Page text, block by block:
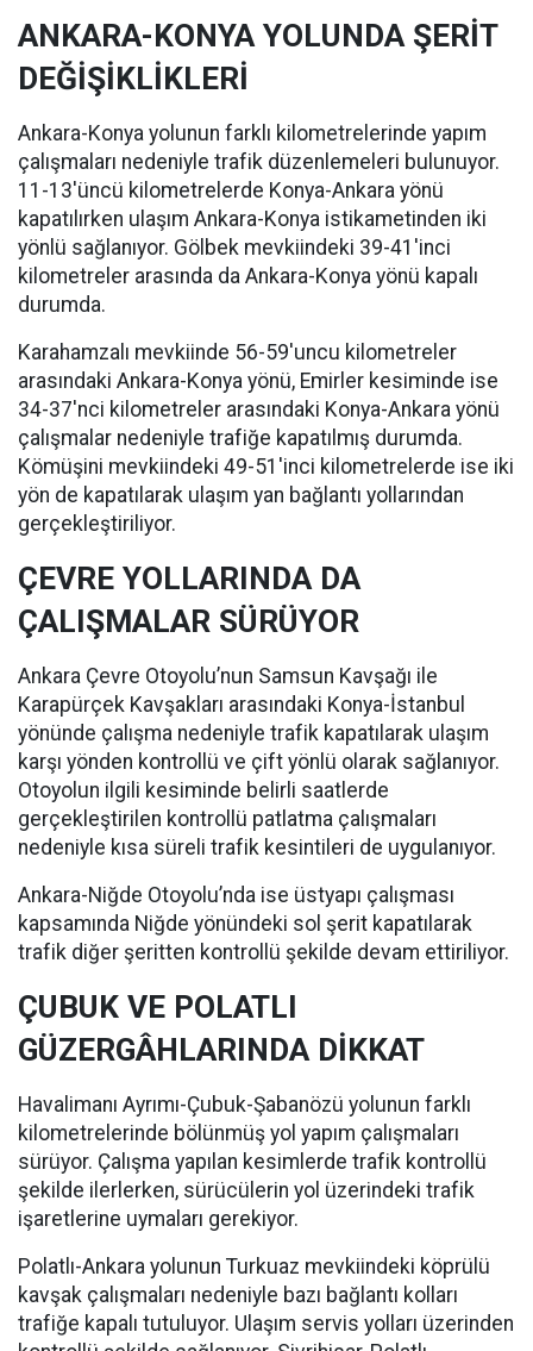
ANKARA-KONYA YOLUNDA ŞERİT
DEĞİŞİKLİKLERİ
Ankara-Konya yolunun farklı kilometrelerinde yapım
çalışmaları nedeniyle trafik düzenlemeleri bulunuyor.
11-13'üncü kilometrelerde Konya-Ankara yönü
kapatılırken ulaşım Ankara-Konya istikametinden iki
yönlü sağlanıyor. Gölbek mevkiindeki 39-41'inci
kilometreler arasında da Ankara-Konya yönü kapalı
durumda.
Karahamzalı mevkiinde 56-59'uncu kilometreler
arasındaki Ankara-Konya yönü, Emirler kesiminde ise
34-37'nci kilometreler arasındaki Konya-Ankara yönü
çalışmalar nedeniyle trafiğe kapatılmış durumda.
Kömüşini mevkiindeki 49-51'inci kilometrelerde ise iki
yön de kapatılarak ulaşım yan bağlantı yollarından
gerçekleştiriliyor.
ÇEVRE YOLLARINDA DA
ÇALIŞMALAR SÜRÜYOR
Ankara Çevre Otoyolu’nun Samsun Kavşağı ile
Karapürçek Kavşakları arasındaki Konya-İstanbul
yönünde çalışma nedeniyle trafik kapatılarak ulaşım
karşı yönden kontrollü ve çift yönlü olarak sağlanıyor.
Otoyolun ilgili kesiminde belirli saatlerde
gerçekleştirilen kontrollü patlatma çalışmaları
nedeniyle kısa süreli trafik kesintileri de uygulanıyor.
Ankara-Niğde Otoyolu’nda ise üstyapı çalışması
kapsamında Niğde yönündeki sol şerit kapatılarak
trafik diğer şeritten kontrollü şekilde devam ettiriliyor.
ÇUBUK VE POLATLI
GÜZERGÂHLARINDA DİKKAT
Havalimanı Ayrımı-Çubuk-Şabanözü yolunun farklı
kilometrelerinde bölünmüş yol yapım çalışmaları
sürüyor. Çalışma yapılan kesimlerde trafik kontrollü
şekilde ilerlerken, sürücülerin yol üzerindeki trafik
işaretlerine uymaları gerekiyor.
Polatlı-Ankara yolunun Turkuaz mevkiindeki köprülü
kavşak çalışmaları nedeniyle bazı bağlantı kolları
trafiğe kapalı tutuluyor. Ulaşım servis yolları üzerinden